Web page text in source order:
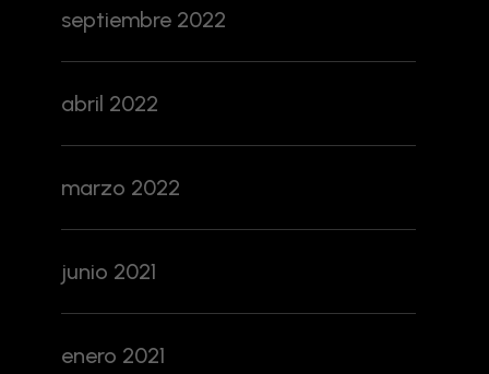
septiembre 2022
abril 2022
marzo 2022
junio 2021
enero 2021